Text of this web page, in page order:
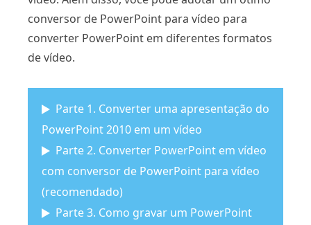
conversor de PowerPoint para vídeo para
converter PowerPoint em diferentes formatos
de vídeo.
Parte 1. Converter uma apresentação do
PowerPoint 2010 em um vídeo
Parte 2. Converter PowerPoint em vídeo
com conversor de PowerPoint para vídeo
(recomendado)
Parte 3. Como gravar um PowerPoint